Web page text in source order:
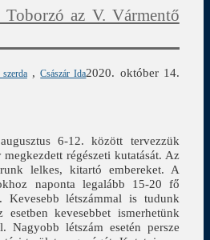
az V. Vármentő
,Császár Ida2020. október 14.
6-12. között tervezzük
régészeti kutatását. Az
lelkes, kitartó embereket. A
naponta legalább 15-20 fő
Kevesebb létszámmal is tudunk
kevesebbet ismerhetünk
Nagyobb létszám esetén persze